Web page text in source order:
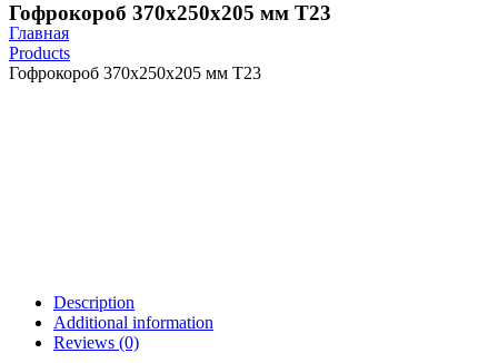
Гофрокороб 370х250х205 мм Т23
Главная
Products
Гофрокороб 370х250х205 мм Т23
Description
Additional information
Reviews (0)